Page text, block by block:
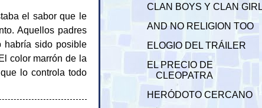
el sabor que le
Aquellos padres
habría sido posible
color marrón de la
lo controla todo
CLAN BOYS Y CLAN
AND NO RELIGION TOO
ELOGIO DEL TRÁILER
EL PRECIO DE
CLEOPATRA
HERÓDOTO CERCANO